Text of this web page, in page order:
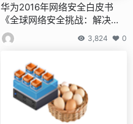
华为2016年网络安全白皮书
《全球网络安全挑战：解决供
应链风险，正当其时》3,824 0